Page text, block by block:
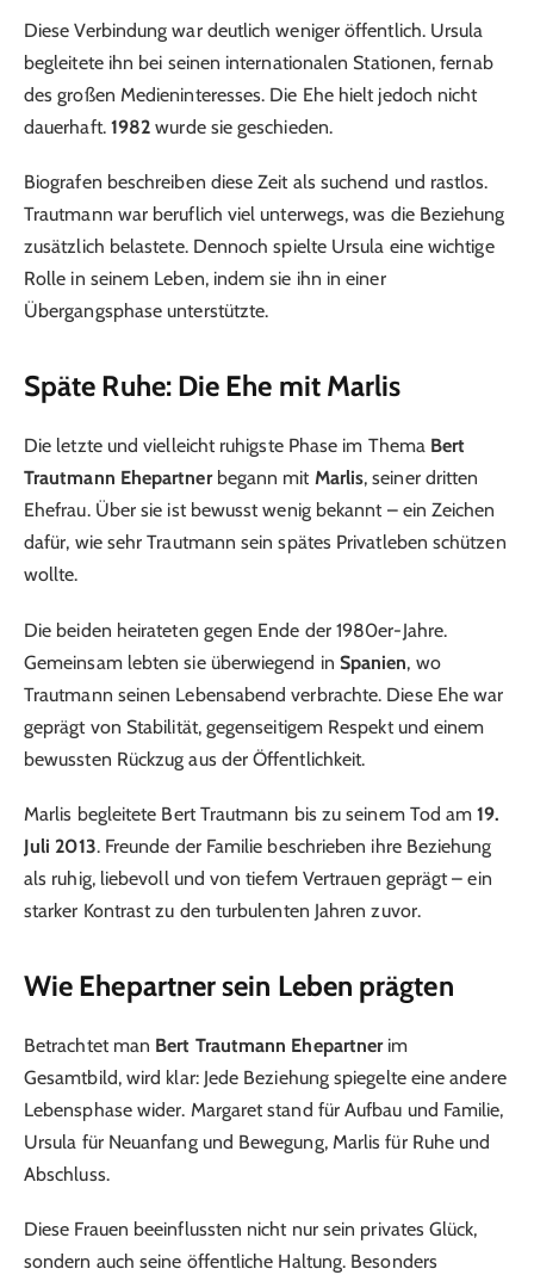
Diese Verbindung war deutlich weniger öffentlich. Ursula
begleitete ihn bei seinen internationalen Stationen, fernab
des großen Medieninteresses. Die Ehe hielt jedoch nicht
dauerhaft. 1982 wurde sie geschieden.
Biografen beschreiben diese Zeit als suchend und rastlos.
Trautmann war beruflich viel unterwegs, was die Beziehung
zusätzlich belastete. Dennoch spielte Ursula eine wichtige
Rolle in seinem Leben, indem sie ihn in einer
Übergangsphase unterstützte.
Späte Ruhe: Die Ehe mit Marlis
Die letzte und vielleicht ruhigste Phase im Thema Bert
Trautmann Ehepartnerbegann mit Marlis, seiner dritten
Ehefrau. Über sie ist bewusst wenig bekannt – ein Zeichen
dafür, wie sehr Trautmann sein spätes Privatleben schützen
wollte.
Die beiden heirateten gegen Ende der 1980er-Jahre.
Gemeinsam lebten sie überwiegend in Spanien, wo
Trautmann seinen Lebensabend verbrachte. Diese Ehe war
geprägt von Stabilität, gegenseitigem Respekt und einem
bewussten Rückzug aus der Öffentlichkeit.
Marlis begleitete Bert Trautmann bis zu seinem Tod am19.
Juli 2013. Freunde der Familie beschrieben ihre Beziehung
als ruhig, liebevoll und von tiefem Vertrauen geprägt – ein
starker Kontrast zu den turbulenten Jahren zuvor.
Wie Ehepartner sein Leben prägten
Betrachtet man Bert Trautmann Ehepartnerim
Gesamtbild, wird klar: Jede Beziehung spiegelte eine andere
Lebensphase wider. Margaret stand für Aufbau und Familie,
Ursula für Neuanfang und Bewegung, Marlis für Ruhe und
Abschluss.
Diese Frauen beeinflussten nicht nur sein privates Glück,
sondern auch seine öffentliche Haltung. Besonders